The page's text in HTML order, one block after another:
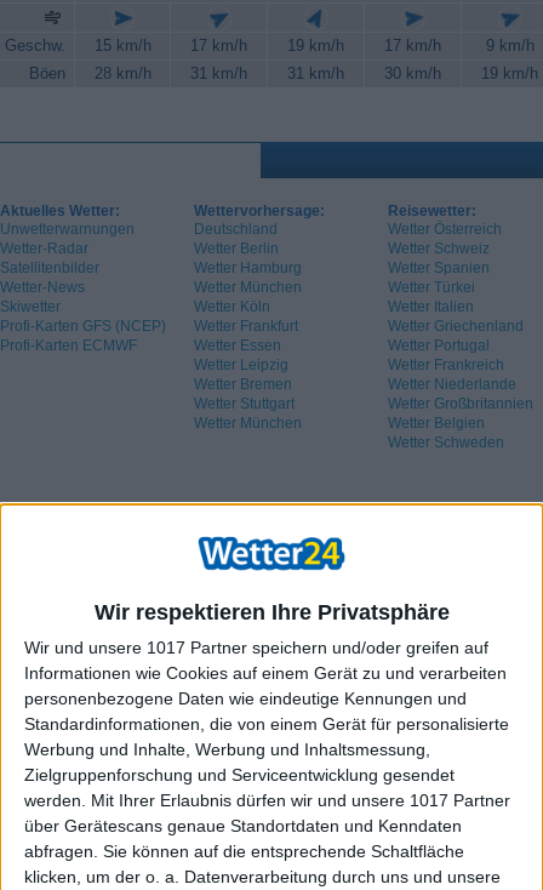
Wir respektieren Ihre Privatsphäre
Wir und unsere 1017 Partner speichern und/oder greifen auf
Informationen wie Cookies auf einem Gerät zu und verarbeiten
personenbezogene Daten wie eindeutige Kennungen und
Standardinformationen, die von einem Gerät für personalisierte
Werbung und Inhalte, Werbung und Inhaltsmessung,
Zielgruppenforschung und Serviceentwicklung gesendet
werden.
Mit Ihrer Erlaubnis dürfen wir und unsere 1017 Partner
über Gerätescans genaue Standortdaten und Kenndaten
abfragen. Sie können auf die entsprechende Schaltfläche
klicken, um der o. a. Datenverarbeitung durch uns und unsere
Geschw. 15 km/h 17 km/h 19 km/h 17 km/h
9 km/h
Böen
28 km/h 31 km/h 31 km/h 30 km/h 19 km/h
Aktuelles Wetter:
Unwetterwarnungen
Wetter-Radar
Satellitenbilder
Wetter-News
Skiwetter
Profi-Karten GFS (NCEP)
Profi-Karten ECMWF
Wettervorhersage:
Deutschland
Wetter Berlin
Wetter Hamburg
Wetter München
Wetter Köln
Wetter Frankfurt
Wetter Essen
Wetter Leipzig
Wetter Bremen
Wetter Stuttgart
Wetter München
Reisewetter:
Wetter Österreich
Wetter Schweiz
Wetter Spanien
Wetter Türkei
Wetter Italien
Wetter Griechenland
Wetter Portugal
Wetter Frankreich
Wetter Niederlande
Wetter Großbritannien
Wetter Belgien
Wetter Schweden